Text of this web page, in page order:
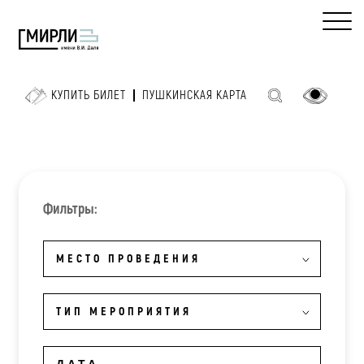
КУПИТЬ БИЛЕТ ПУШКИНСКАЯ КАРТА
Фильтры:
МЕСТО ПРОВЕДЕНИЯ
ТИП МЕРОПРИЯТИЯ